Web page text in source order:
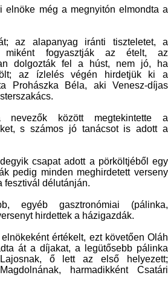
elnöke még a megnyitón elmondta a
az alapanyag iránti tiszteletet, a
miként fogyasztják az ételt, az
dolgozták fel a húst, nem jó, ha
az ízlelés végén hirdetjük ki a
Prohászka Béla, aki Venesz-díjas
között megtekintette a
s számos jó tanácsot is adott a
csapat adott a pörköltjéből egy
pedig minden meghirdetett verseny
fesztivál délutánján.
egyéb gasztronómiai (pálinka,
hirdettek a házigazdák.
értékelt, ezt követően Oláh
át a díjakat, a legütősebb pálinka
ő lett az első helyezett;
harmadikként Csatári